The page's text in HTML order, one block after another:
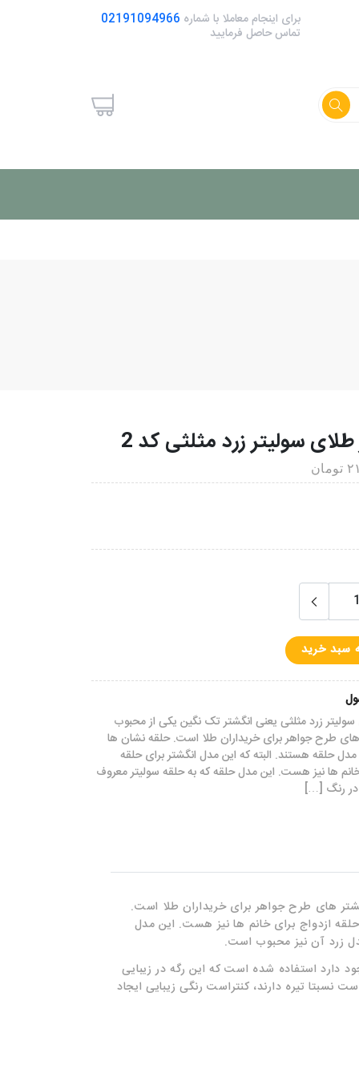
برای اینجام معاملا با شماره 02191094966
تماس حاصل فرمایید
سولیتر زرد مثلثی کد 2
سبد خرید
زرد مثلثی یعنی انگشتر تک نگین یکی از محبوب
های طرح جواهر برای خریداران طلا است. حلقه نشان ها
مدل حلقه هستند. البته که این مدل انگشتر برای حلقه
خانم ها نیز هست. این مدل حلقه که به حلقه سولیتر معروف
در رنگ […]
های طرح جواهر برای خریداران طلا است.
ازدواج برای خانم ها نیز هست. این مدل
زرد آن نیز محبوب است.
دارد استفاده شده است که این رگه در زیبایی
تیره دارند، کنتراست رنگی زیبایی ایجاد